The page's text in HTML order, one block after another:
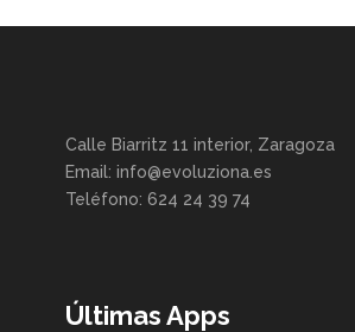
Calle Biarritz 11 interior, Zaragoza
Email: info@evoluziona.es
Teléfono: 624 24 39 74
Últimas Apps